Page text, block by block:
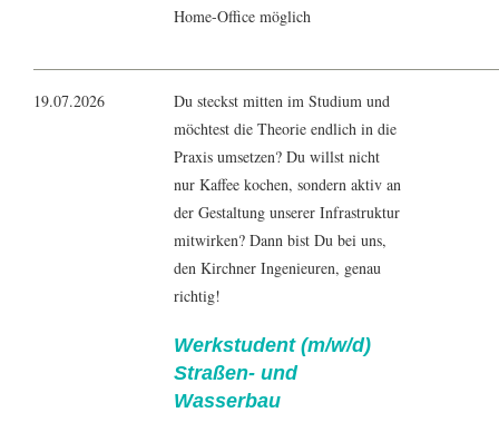
Home-Office möglich
19.07.2026
Du steckst mitten im Studium und
möchtest die Theorie endlich in die
Praxis umsetzen? Du willst nicht
nur Kaffee kochen, sondern aktiv an
der Gestaltung unserer Infrastruktur
mitwirken? Dann bist Du bei uns,
den Kirchner Ingenieuren, genau
richtig!
Werkstudent (m/w/d)
Straßen- und
Wasserbau